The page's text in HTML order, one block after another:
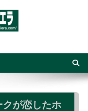
クが恋したホ